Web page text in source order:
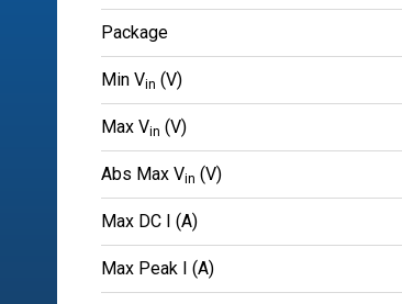
Package
Min Vin (V)
Max Vin (V)
Abs Max Vin (V)
Max DC I (A)
Max Peak I (A)